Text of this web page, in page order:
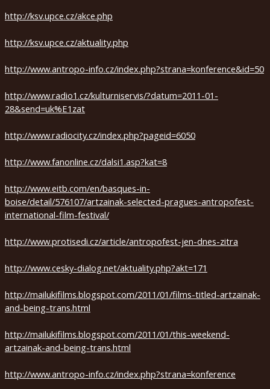
2015
2014
2011
http://ksv.upce.cz/akce.php
http://ksv.upce.cz/aktuality.php
http://www.antropo-info.cz/index.php?strana=konference&id=50
http://www.radio1.cz/kulturniservis/?datum=2011-01-
28&send=uk%E1zat
http://www.radiocity.cz/index.php?pageid=6050
http://www.fanonline.cz/dalsi1.asp?kat=8
http://www.eitb.com/en/basques-in-
boise/detail/576107/artzainak-selected-pragues-antropofest-
international-film-festival/
http://www.protisedi.cz/article/antropofest-jen-dnes-zitra
http://www.cesky-dialog.net/aktuality.php?akt=171
http://mailukifilms.blogspot.com/2011/01/films-titled-artzainak-
and-being-trans.html
http://mailukifilms.blogspot.com/2011/01/this-weekend-
artzainak-and-being-trans.html
http://www.antropo-info.cz/index.php?strana=konference